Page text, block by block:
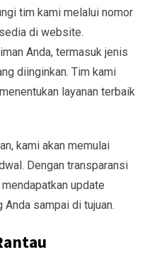
tim kami melalui nomor
di website.
Anda, termasuk jenis
diinginkan. Tim kami
layanan terbaik
kami akan memulai
Dengan transparansi
update
Anda sampai di tujuan.